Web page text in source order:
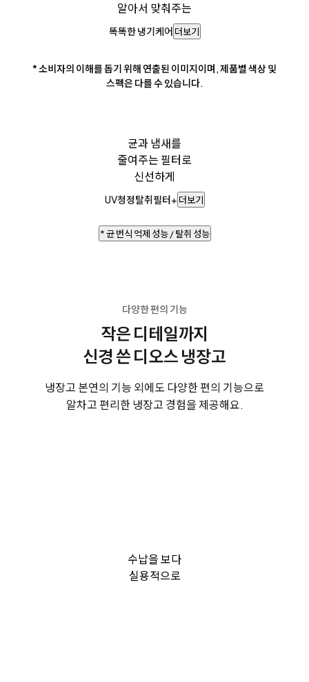
알아서 맞춰주는
똑똑한 냉기케어 더보기
* 소비자의 이해를 돕기 위해 연출된 이미지이며, 제품별 색상 및
스펙은 다를 수 있습니다.
균과 냄새를
줄여주는 필터로
신선하게
UV청정탈취필터+ 더보기
* 균 번식 억제 성능 / 탈취 성능
다양한 편의 기능
작은 디테일까지
신경 쓴 디오스 냉장고
냉장고 본연의 기능 외에도 다양한 편의 기능으로
알차고 편리한 냉장고 경험을 제공해요.
수납을 보다
실용적으로